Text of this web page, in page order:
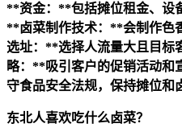
**资金：**包括摊位租金、设
**卤菜制作技术：**会制作色
选址：**选择人流量大且目标
略：**吸引客户的促销活动和
守食品安全法规，保持摊位和
东北人喜欢吃什么卤菜？